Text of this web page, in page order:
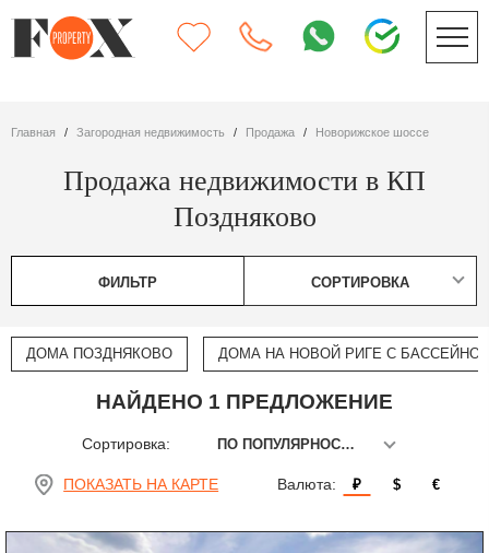
Главная Загородная недвижимость Продажа Новорижское шоссе
Продажа недвижимости в КП
Поздняково
ФИЛЬТР СОРТИРОВКА
ДОМА ПОЗДНЯКОВО ДОМА НА НОВОЙ РИГЕ С
НАЙДЕНО 1 ПРЕДЛОЖЕНИЕ
Сортировка: ПО ПОПУЛЯРНОСТИ
ПОКАЗАТЬ НА КАРТЕ Валюта: ₽ $ €